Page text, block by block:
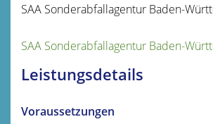
SAA Sonderabfallagentur Baden-
SAA Sonderabfallagentur Baden-
Leistungsdetails
Voraussetzungen